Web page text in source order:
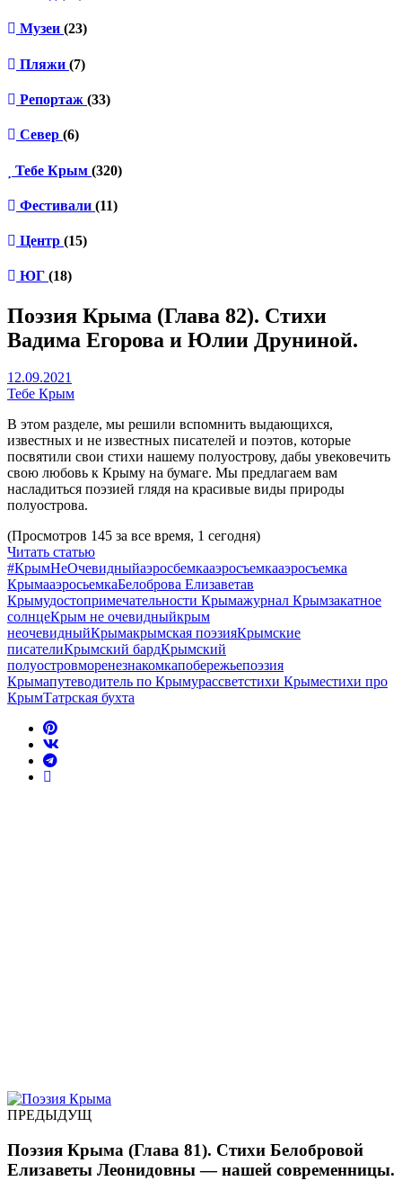
Музеи (23)
Пляжи (7)
Репортаж (33)
Север (6)
Тебе Крым (320)
Фестивали (11)
Центр (15)
ЮГ (18)
Поэзия Крыма (Глава 82). Стихи
Вадима Егорова и Юлии Друниной.
12.09.2021
Тебе Крым
В этом разделе, мы решили вспомнить выдающихся,
известных и не известных писателей и поэтов, которые
посвятили свои стихи нашему полуострову, дабы увековечить
свою любовь к Крыму на бумаге. Мы предлагаем вам
насладиться поэзией глядя на красивые виды природы
полуострова.
(Просмотров 145 за все время, 1 сегодня)
Читать статью
#КрымНеОчевидныйаэросбемкааэросъемкааэросъемка
КрымааэросьемкаБелоброва Елизаветав
Крымудостопримечательности Крымажурнал Крымзакатное
солнцеКрым не очевидныйкрым
неочевидныйКрымакрымская поэзияКрымские
писателиКрымский бардКрымский
полуостровморенезнакомкапобережьепоэзия
Крымапутеводитель по Крымурассветстихи Крыместихи про
КрымТатрская бухта
ПРЕДЫДУЩ
Поэзия Крыма (Глава 81). Стихи Белобровой
Елизаветы Леонидовны — нашей современницы.